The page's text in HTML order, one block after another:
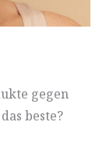
gegen
beste?